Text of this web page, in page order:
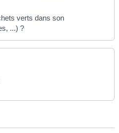
verts dans son
...) ?